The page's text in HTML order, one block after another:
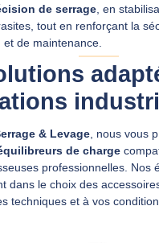
de serrage , en
tout en renforçant la
de maintenance.
& Levage , nous vous
de charge
professionnelles. Nos
dans le choix des
techniques et à vos